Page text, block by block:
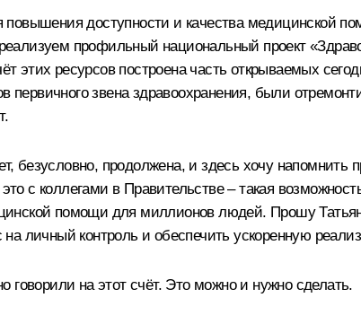
доступности и качества медицинской
профильный национальный проект
этих ресурсов построена часть открываемых
звена здравоохранения, были
безусловно, продолжена, и здесь хочу
с коллегами в Правительстве – такая
помощи для миллионов людей. Прошу
личный контроль и обеспечить ускоренную
говорили на этот счёт. Это можно и нужно сделать.